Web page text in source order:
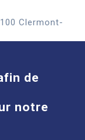
Clermont-
de
notre